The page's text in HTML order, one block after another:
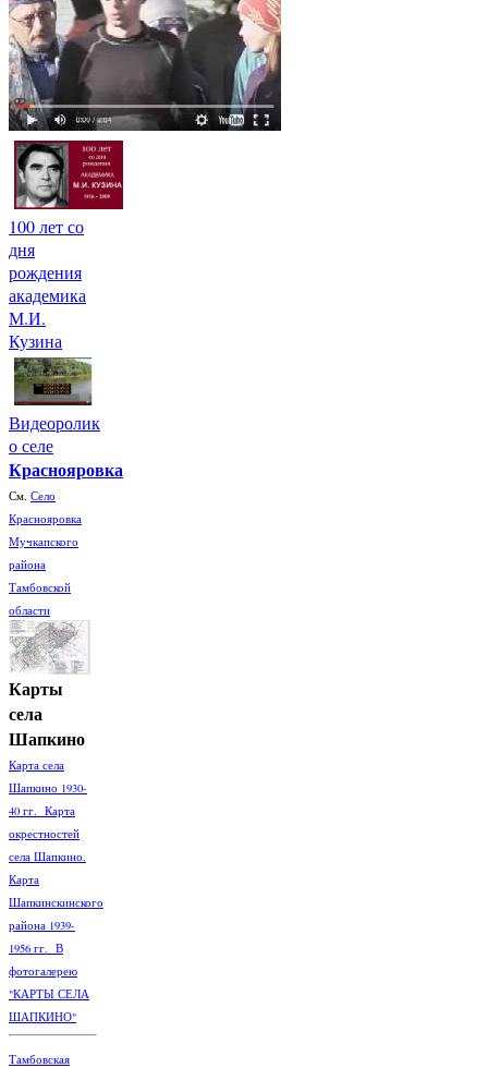
100 лет со
дня
рождения
академика
М.И.
Кузина
Видеоролик
о селе
Краснояровка
См. Село
Краснояровка
Мучкапского
района
Тамбовской
области
Карты
села
Шапкино
Карта села
Шапкино 1930-
40 гг. Карта
окрестностей
села Шапкино.
Карта
Шапкинскинского
района 1939-
1956 гг. В
фотогалерею
"КАРТЫ СЕЛА
ШАПКИНО"
Тамбовская